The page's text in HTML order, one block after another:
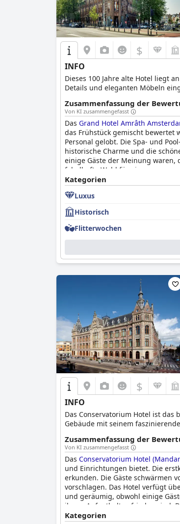
$
INFO
Dieses 100 Jahre alte Hotel liegt
Details und eleganten Möbeln
Zusammenfassung der
Von KI zusammengefasst
Das Grand Hotel Amrâth
das Frühstück gemischt bewertet
Personal gelobt. Die Spa- und
historische Charme und die
einige Gäste der Meinung waren,
fabelhafte Wahl für einen
Kategorien
Luxus
Historisch
Flitterwochen
$
INFO
Das Conservatorium Hotel ist
Gebäude mit seinem
Zusammenfassung der
Von KI zusammengefasst
Das Conservatorium Hotel
und Einrichtungen bietet. Die
erkunden. Die Gäste schwärmen
vorschlagen. Das Hotel verfügt
und geräumig, obwohl einige
ihrem Aufenthalt zufrieden sind.
ist erstaunlich und bietet
Kategorien